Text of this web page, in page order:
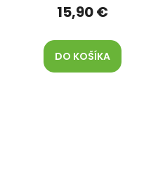
15,90 €
DO KOŠÍKA